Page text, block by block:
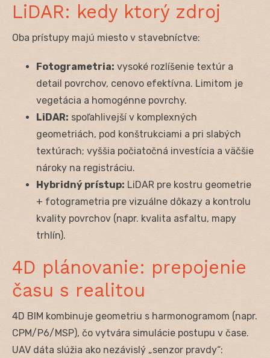
LiDAR: kedy ktorý zdroj
Oba prístupy majú miesto v stavebníctve:
Fotogrametria: vysoké rozlíšenie textúr a
detail povrchov, cenovo efektívna. Limitom je
vegetácia a homogénne povrchy.
LiDAR: spoľahlivejší v komplexných
geometriách, pod konštrukciami a pri slabých
textúrach; vyššia počiatočná investícia a väčšie
nároky na registráciu.
Hybridný prístup: LiDAR pre kostru geometrie
+ fotogrametria pre vizuálne dôkazy a kontrolu
kvality povrchov (napr. kvalita asfaltu, mapy
trhlín).
4D plánovanie: prepojenie
času s realitou
4D BIM kombinuje geometriu s harmonogramom (napr.
CPM/P6/MSP), čo vytvára simulácie postupu v čase.
UAV dáta slúžia ako nezávislý „senzor pravdy“: